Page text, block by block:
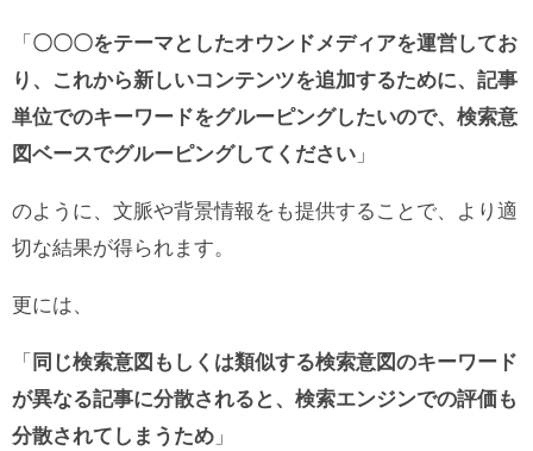
「 〇〇〇をテーマとしたオウンドメディアを運営してお
り、これから新しいコンテンツを追加するために、記事
単位でのキーワードをグルーピングしたいので、検索意
図ベースでグルーピングしてください 」
のように、文脈や背景情報をも提供することで、より適
切な結果が得られます。
更には、
「 同じ検索意図もしくは類似する検索意図のキーワード
が異なる記事に分散されると、検索エンジンでの評価も
分散されてしまうため 」